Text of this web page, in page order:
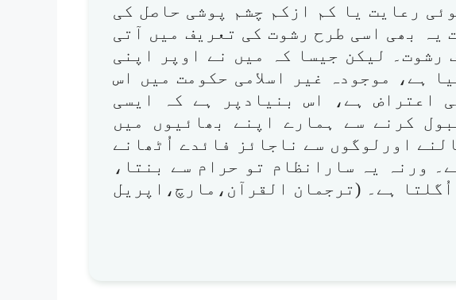
رعایت یا کم ازکم چشم پوشی حاصل کی
یہ بھی اسی طرح رشوت کی تعریف میں آتی
رشوت۔ لیکن جیسا کہ میں نے اوپر اپنی
ہے، موجودہ غیر اسلامی حکومت میں اس
اعتراض ہے، اس بنیادپر ہے کہ ایسی
کرنے سے ہمارے اپنے بھائیوں میں
اورلوگوں سے ناجائز فائدے اُٹھانے
ورنہ یہ سارانظام تو حرام سے بنتا،
ہے۔ (ترجمان القرآن،مارچ،اپریل